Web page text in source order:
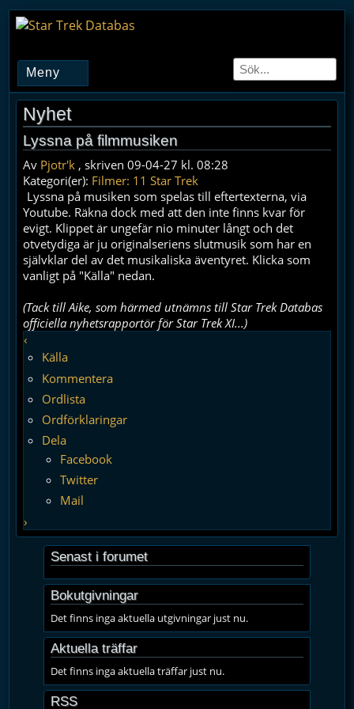
Nyhet
Lyssna på filmmusiken
Av Pjotr'k , skriven 09-04-27 kl. 08:28
Kategori(er): Filmer: 11 Star Trek
Lyssna på musiken som spelas till eftertexterna, via
Youtube. Räkna dock med att den inte finns kvar för
evigt. Klippet är ungefär nio minuter långt och det
otvetydiga är ju originalseriens slutmusik som har en
självklar del av det musikaliska äventyret. Klicka som
vanligt på "Källa" nedan.
(Tack till Aike, som härmed utnämns till Star Trek Databas
officiella nyhetsrapportör för Star Trek XI...)
‹
Källa
Kommentera
Ordlista
Ordförklaringar
Dela
Facebook
Twitter
Mail
›
Senast i forumet
Bokutgivningar
Det finns inga aktuella utgivningar just nu.
Aktuella träffar
Det finns inga aktuella träffar just nu.
RSS
Meny